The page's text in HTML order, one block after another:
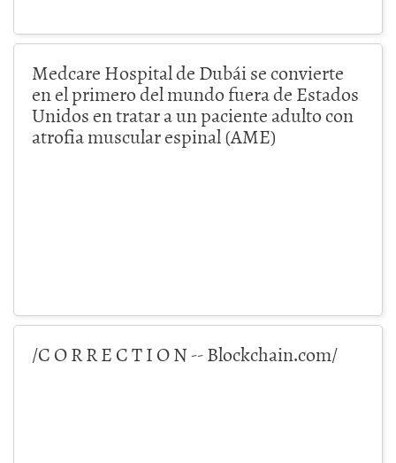
Medcare Hospital de Dubái se convierte
en el primero del mundo fuera de Estados
Unidos en tratar a un paciente adulto con
atrofia muscular espinal (AME)
/C O R R E C T I O N -- Blockchain.com/